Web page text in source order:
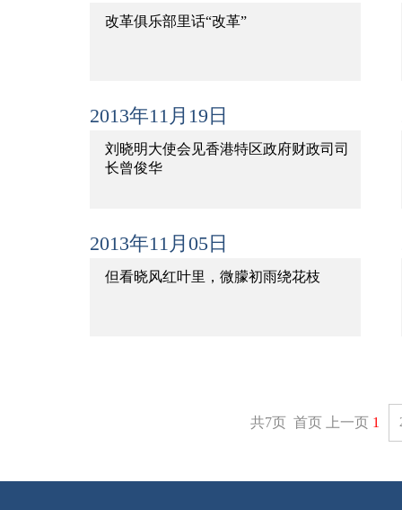
改革俱乐部里话“改革”
2013年11月19日
刘晓明大使会见香港特区政府财政司司
长曾俊华
2013年11月05日
但看晓风红叶里，微朦初雨绕花枝
共7页 首页 上一页 1